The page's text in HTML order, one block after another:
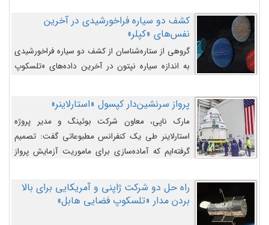
کشف دو سیاره فراخورشیدی در آخرین
نفس‌های «کپلر»
گروهی از ستاره‌شناسان از کشف دو سیاره فراخورشیدی
به اندازه سیاره نپتون در آخرین داده‌های «تلسکوپ
پرواز سرنشین‌دار کپسول «استارلاینر»
مارک ناپی، معاون شرکت بوئینگ و مدیر پروژه
استارلاینر طی یک کنفرانس مطبوعاتی گفت: تصمیم
گرفته‌ایم که آماده‌سازی برای ماموریت آزمایش پرواز
اصلاح کنیم.
راه حل دو شرکت ژاپنی و آمریکایی برای بالا
بردن مدار «تلسکوپ فضایی هابل»